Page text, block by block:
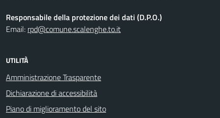
Responsabile della protezione dei dati (D.P.O.)
Email: rpd@comune.scalenghe.to.it
UTILITÀ
Amministrazione Trasparente
Dichiarazione di accessibilità
Piano di miglioramento del sito